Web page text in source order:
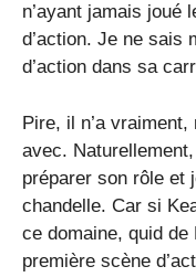
n’ayant jamais joué
d’action. Je ne sais
d’action dans sa
Pire, il n’a
avec.
préparer son rôle et
chandelle. Car si
ce domaine, quid de
première scène